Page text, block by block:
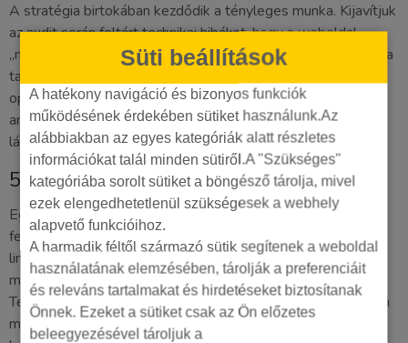
Süti beállítások
A hatékony navigáció és bizonyos funkciók
működésének érdekében sütiket használunk.Az
alábbiakban az egyes kategóriák alatt részletes
információkat talál minden sütiről.A "Szükséges"
kategóriába sorolt sütiket a böngésző tárolja, mivel
ezek elengedhetetlenül szükségesek a webhely
alapvető funkcióihoz.
A harmadik féltől származó sütik segítenek a weboldal
használatának elemzésében, tárolják a preferenciáit
és releváns tartalmakat és hirdetéseket biztosítanak
Önnek. Ezeket a sütiket csak az Ön előzetes
beleegyezésével tároljuk a
A stratégia birtokában kezdődik a tényleges munka. Kijavítjuk
az audit során feltárt technikai hibákat, hogy a weboldal
„motorja” tökéletesen működjön a Google számára. Ezután a
tartalom kerül a fókuszba. Kidolgozzuk a tartalomstratégiát,
optimalizáljuk a meglévő oldalakat, és új, releváns, szakértői
anyagokat hozunk létre, amelyek valódi értéket nyújtanak a
látogatóknak és választ adnak a kérdéseikre.
5-6. lépés: Linképítés és Eredménymérés
Egy technikailag rendben lévő, minőségi tartalommal
feltöltött weboldalnak hitelességre van szüksége. Ezt a
linképítés segítségével érjük el, amely során releváns,
megbízható oldalakról szerzünk hivatkozásokat.
Természetesen mindent mérünk, ami mérhető: folyamatosan
monitorozzuk a helyezéseket, a weboldal forgalmát és a